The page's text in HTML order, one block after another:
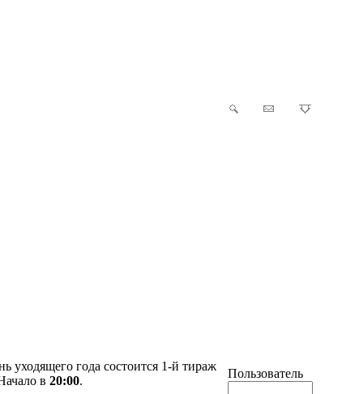
уходящего года состоится 1-й тираж
в 20:00.
Пользователь